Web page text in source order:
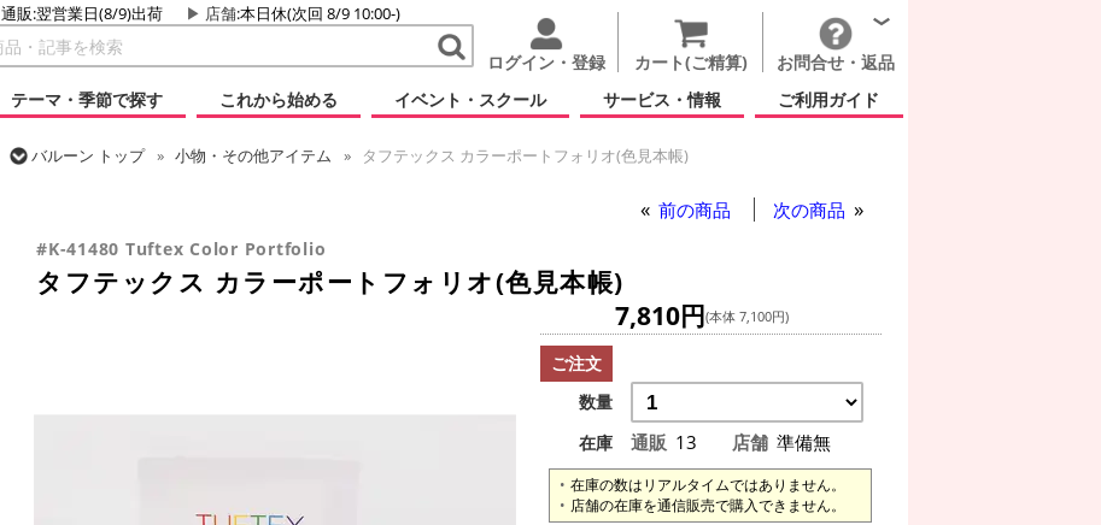
通販:翌営業日(8/9)出荷 店舗:本日休(次回 8/9 10:00-)
ログイン・登録 カート(ご精算)
お問合せ・返品
テーマ・季節で探す
これから始める イベント・スクール サービス・情報 ご利用ガイド
バルーン トップ 小物・その他アイテム
タフテックス カラーポートフォリオ(色見本帳)
前の商品 次の商品
#K-41480 Tuftex Color Portfolio
タフテックス カラーポートフォリオ(色見本帳)
7,810円(本体 7,100円)
ご注文
数量
在庫
通販 13 店舗 準備無
在庫の数はリアルタイムではありません。
店舗の在庫を通信販売で購入できません。